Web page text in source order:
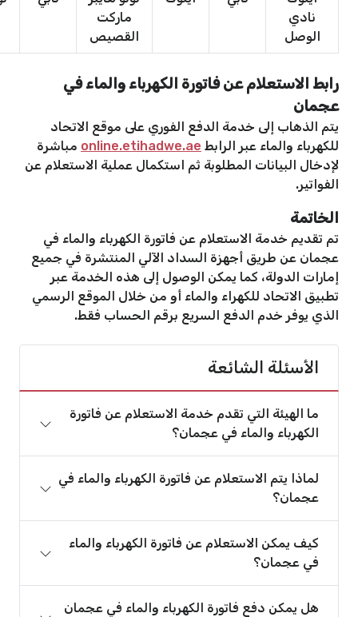
نادي
الوصل
ماركت
القصيص
رابط الاستعلام عن فاتورة الكهرباء والماء في
عجمان
يتم الذهاب إلى خدمة الدفع الفوري على موقع الاتحاد
للكهرباء والماء عبر الرابط online.etihadwe.ae مباشرة
لإدخال البيانات المطلوبة ثم استكمال عملية الاستعلام عن
الفواتير.
الخاتمة
تم تقديم خدمة الاستعلام عن فاتورة الكهرباء والماء في
عجمان عن طريق أجهزة السداد الآلي المنتشرة في جميع
إمارات الدولة، كما يمكن الوصول إلى هذه الخدمة عبر
تطبيق الاتحاد للكهراء والماء أو من خلال الموقع الرسمي
الذي يوفر خدم الدفع السريع برقم الحساب فقط.
الأسئلة الشائعة
ما الهيئة التي تقدم خدمة الاستعلام عن فاتورة
الكهرباء والماء في عجمان؟
لماذا يتم الاستعلام عن فاتورة الكهرباء والماء في
عجمان؟
كيف يمكن الاستعلام عن فاتورة الكهرباء والماء
في عجمان؟
هل يمكن دفع فاتورة الكهرباء والماء في عجمان